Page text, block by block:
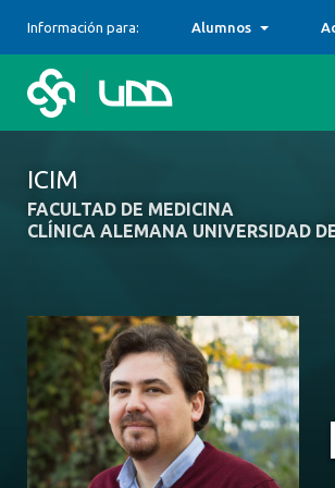
ICIM
FACULTAD DE MEDICINA
CLÍNICA ALEMANA UNIVERSIDAD
Información para: Alumnos